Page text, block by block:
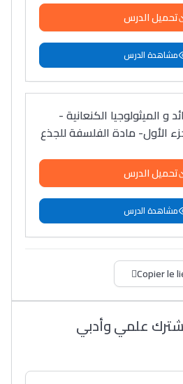
تحميل الدرس
مشاهدة الدرس
و الميثولوجيا الكنعانية -
الأول- مادة الفلسفة للجذع
تحميل الدرس
مشاهدة الدرس
Copier le
علمي وأدبي